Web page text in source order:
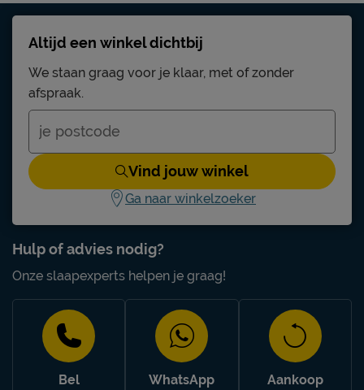
Hulp of advies nodig?
Onze slaapexperts helpen je graag!
Bel WhatsApp
Aankoop
Altijd een winkel dichtbij
We staan graag voor je klaar, met of zonder
afspraak.
Vind jouw winkel
Ga naar winkelzoeker